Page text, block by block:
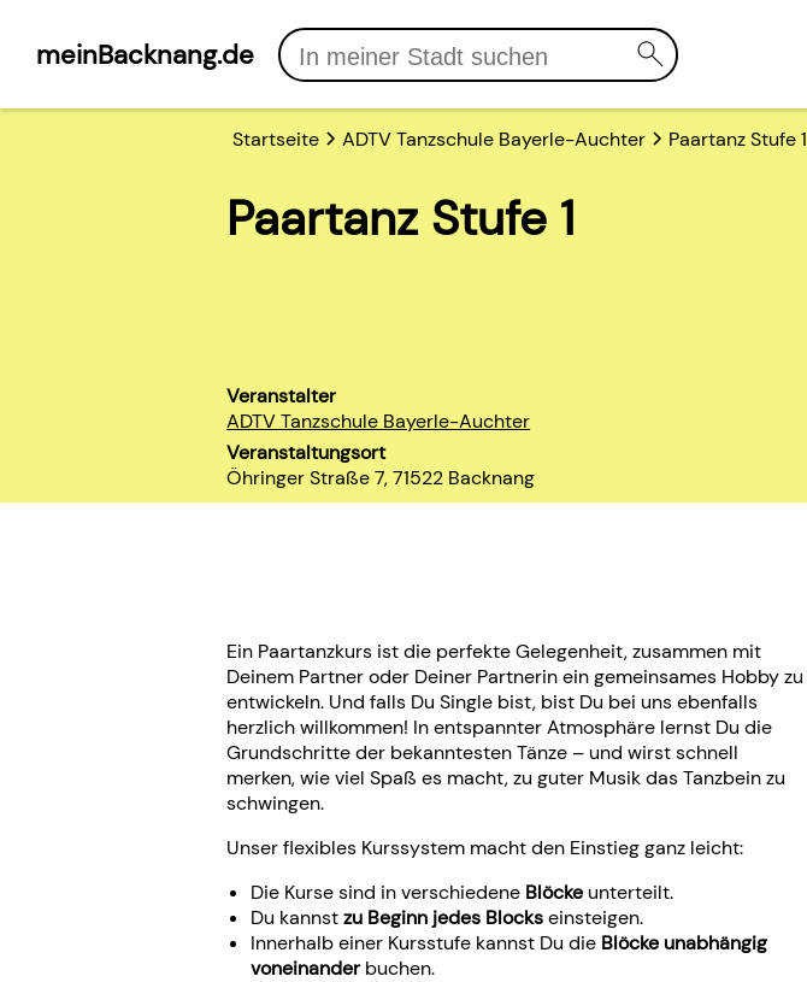
meinBacknang.de
Startseite ADTV Tanzschule Bayerle-Auchter Paartanz Stufe 1
Paartanz Stufe 1
Veranstalter
ADTV Tanzschule Bayerle-Auchter
Veranstaltungsort
Öhringer Straße 7, 71522 Backnang
Ein Paartanzkurs ist die perfekte Gelegenheit, zusammen mit
Deinem Partner oder Deiner Partnerin ein gemeinsames Hobby zu
entwickeln. Und falls Du Single bist, bist Du bei uns ebenfalls
herzlich willkommen! In entspannter Atmosphäre lernst Du die
Grundschritte der bekanntesten Tänze – und wirst schnell
merken, wie viel Spaß es macht, zu guter Musik das Tanzbein zu
schwingen.
Unser flexibles Kurssystem macht den Einstieg ganz leicht:
Die Kurse sind in verschiedene Blöcke unterteilt.
Du kannstzu Beginn jedes Blockseinsteigen.
Innerhalb einer Kursstufe kannst Du die Blöcke unabhängig
voneinander buchen.